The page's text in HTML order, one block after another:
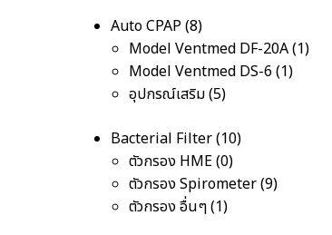
Auto CPAP 8
Model Ventmed DF-20A 1
Model Ventmed DS-6 1
อุปกรณ์เสริม 5
Bacterial Filter 10
ตัวกรอง HME 0
ตัวกรอง Spirometer 9
ตัวกรอง อื่นๆ 1